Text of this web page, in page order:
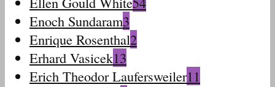
Enoch Sundaram3
Enrique Rosenthal2
Erhard Vasicek13
Erich Theodor Laufersweiler11